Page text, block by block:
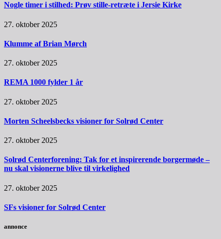
Nogle timer i stilhed: Prøv stille-retræte i Jersie Kirke
27. oktober 2025
Klumme af Brian Mørch
27. oktober 2025
REMA 1000 fylder 1 år
27. oktober 2025
Morten Scheelsbecks visioner for Solrød Center
27. oktober 2025
Solrød Centerforening: Tak for et inspirerende borgermøde –
nu skal visionerne blive til virkelighed
27. oktober 2025
SFs visioner for Solrød Center
annonce